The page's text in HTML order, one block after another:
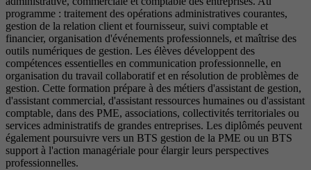
programme : traitement des opérations administratives courantes,
gestion de la relation client et fournisseur, suivi comptable et
financier, organisation d'événements professionnels, et maîtrise des
outils numériques de gestion. Les élèves développent des
compétences essentielles en communication professionnelle, en
organisation du travail collaboratif et en résolution de problèmes de
gestion. Cette formation prépare à des métiers d'assistant de gestion,
d'assistant commercial, d'assistant ressources humaines ou d'assistant
comptable, dans des PME, associations, collectivités territoriales ou
services administratifs de grandes entreprises. Les diplômés peuvent
également poursuivre vers un BTS gestion de la PME ou un BTS
support à l'action managériale pour élargir leurs perspectives
professionnelles.